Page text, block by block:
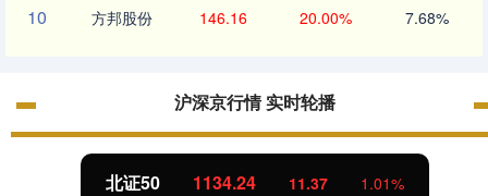
10 方邦股份 146.16 20.00% 7.68%
沪深京行情 实时轮播
北证50 1134.24 11.37 1.01%